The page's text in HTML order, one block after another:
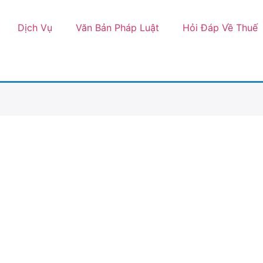
Dịch Vụ Văn Bản Pháp Luật Hỏi Đáp Về Thuế